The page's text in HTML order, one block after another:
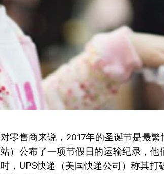
对零售商来说，2017年的圣诞节是最
站）公布了一项节假日的运输纪录，他
时，UPS快递（美国快递公司）称其